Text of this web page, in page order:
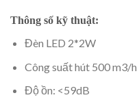
Thông số kỹ thuật:
Đèn LED 2*2W
Công suất hút 500 m3/h
Độ ồn: <59dB